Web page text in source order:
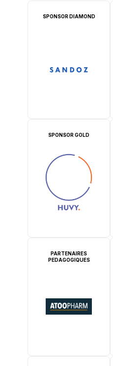
SPONSOR DIAMOND
SPONSOR GOLD
PARTENAIRES
PEDAGOGIQUES